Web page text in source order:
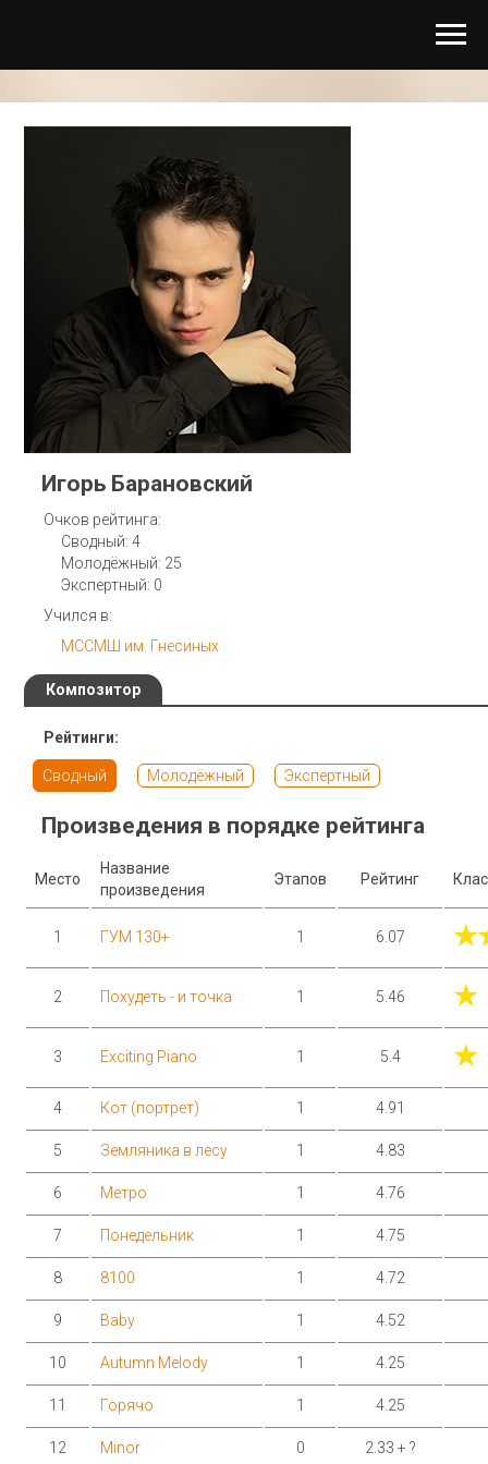
Игорь Барановский
Очков рейтинга:
Сводный: 4
Молодёжный: 25
Экспертный: 0
Учился в:
МССМШ им. Гнесиных
Композитор
Рейтинги:
Сводный Молодёжный Экспертный
Произведения в порядке рейтинга
Место
Название
произведения
Этапов Рейтинг
1 ГУМ 130+ 1 6.07
2 Похудеть - и точка 1 5.46 ★
3 Exciting Piano 1 5.4 ★
4 Кот (портрет) 1 4.91
5 Земляника в лесу 1 4.83
6 Метро 1 4.76
7 Понедельник 1 4.75
8 8100 1 4.72
9 Baby 1 4.52
10 Autumn Melody 1 4.25
11 Горячо 1 4.25
12 Minor 0 2.33 + ?